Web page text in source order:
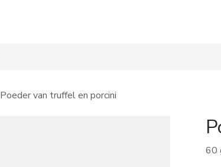
Poeder van truffel en porcini
60